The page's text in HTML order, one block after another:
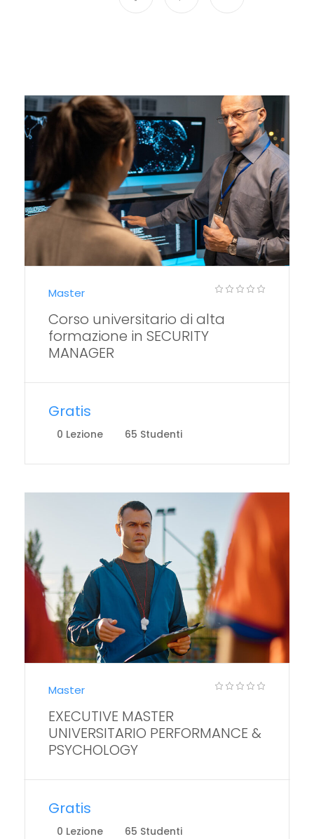
Master
Corso universitario di alta
formazione in SECURITY
MANAGER
Gratis
0 Lezione 65 Studenti
Master
EXECUTIVE MASTER
UNIVERSITARIO PERFORMANCE &
PSYCHOLOGY
Gratis
0 Lezione 65 Studenti